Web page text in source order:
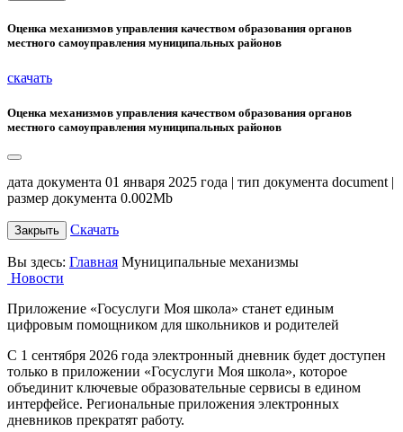
Оценка механизмов управления качеством образования органов
местного самоуправления муниципальных районов
скачать
Оценка механизмов управления качеством образования органов
местного самоуправления муниципальных районов
дата документа 01 января 2025 года | тип документа document |
размер документа 0.002Mb
Закрыть Скачать
Вы здесь: Главная Муниципальные механизмы
Новости
Приложение «Госуслуги Моя школа» станет единым
цифровым помощником для школьников и родителей
С 1 сентября 2026 года электронный дневник будет доступен
только в приложении «Госуслуги Моя школа», которое
объединит ключевые образовательные сервисы в едином
интерфейсе. Региональные приложения электронных
дневников прекратят работу.